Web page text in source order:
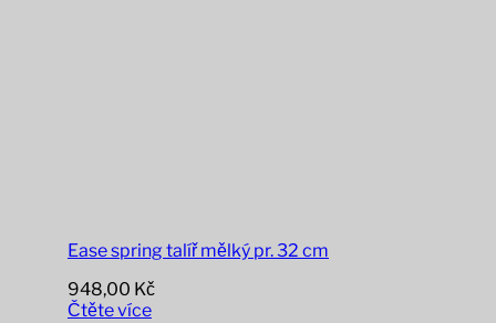
Ease spring talíř mělký pr. 32 cm
948,00 Kč
Čtěte více